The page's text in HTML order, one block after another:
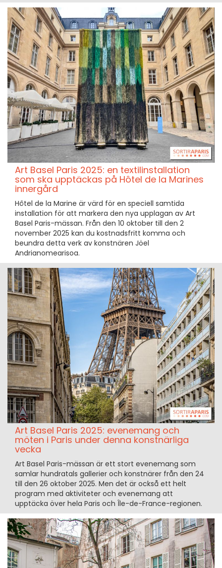
Art Basel Paris 2025: en textilinstallation
som ska upptäckas på Hôtel de la Marines
innergård
Hôtel de la Marine är värd för en speciell samtida
installation för att markera den nya upplagan av Art
Basel Paris-mässan. Från den 10 oktober till den 2
november 2025 kan du kostnadsfritt komma och
beundra detta verk av konstnären Jöel
Andrianomearisoa.
Art Basel Paris 2025: evenemang och
möten i Paris under denna konstnärliga
vecka
Art Basel Paris-mässan är ett stort evenemang som
samlar hundratals gallerier och konstnärer från den 24
till den 26 oktober 2025. Men det är också ett helt
program med aktiviteter och evenemang att
upptäcka över hela Paris och Île-de-France-regionen.